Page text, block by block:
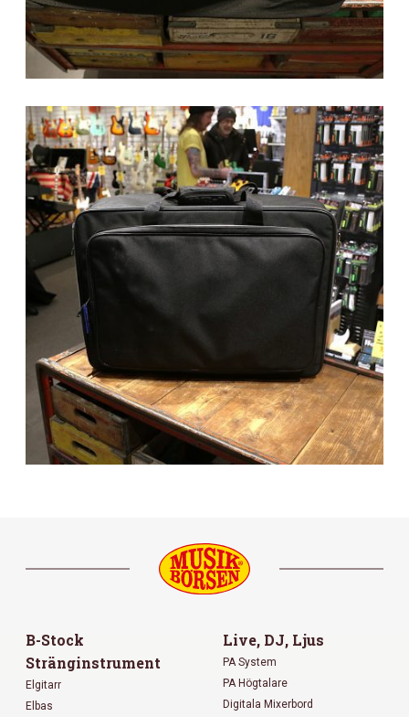
B-Stock
Stränginstrument
Elgitarr
Elbas
Live, DJ, Ljus
PA System
PA Högtalare
Digitala Mixerbord